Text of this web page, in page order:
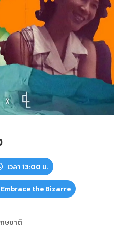
เวลา 13:00 น.
Embrace the Bizarre
ษชาติ